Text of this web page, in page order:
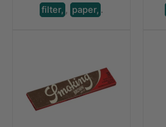
filter, , paper, .